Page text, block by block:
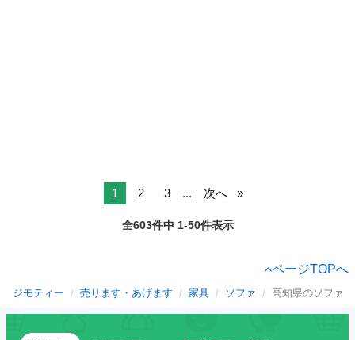
1 2 3 ... 次へ
全603件中 1-50件表示
ページTOPへ
ジモティー 売ります・あげます 家具 ソファ 高知県のソファ